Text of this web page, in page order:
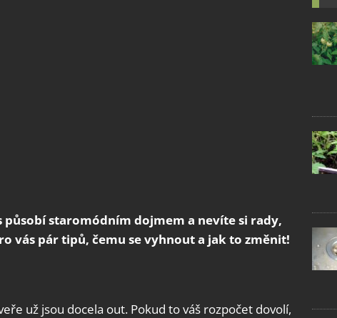
působí staromódním dojmem a nevíte si rady,
vás pár tipů, čemu se vyhnout a jak to změnit!
už jsou docela out. Pokud to váš rozpočet dovolí,